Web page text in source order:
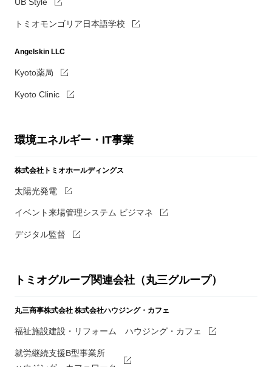
UB Style
トミオモンゴリア日本語学校
Angelskin LLC
Kyoto薬局
Kyoto Clinic
環境エネルギー・IT事業
株式会社トミオホールディングス
太陽光発電
イベント来場管理システム ビジマネ
デジタル監督
トミオグループ関連会社（丸三グループ）
丸三商事株式会社 株式会社ハウジング・カフェ
福祉施設建設・リフォーム ハウジング・カフェ
就労継続支援B型事業所